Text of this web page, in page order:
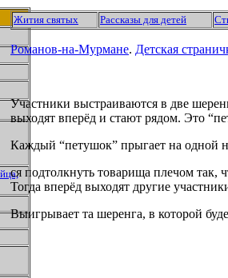
Жития святых Рассказы для детей
Романов-на-Мурмане. Детская
Участники выстраиваются в две
выходят вперёд и стают рядом. Это
Каждый “петушок” прыгает на одной
ся подтолкнуть товарища плечом так,
Тогда вперёд выходят другие
Выигрывает та шеренга, в которой